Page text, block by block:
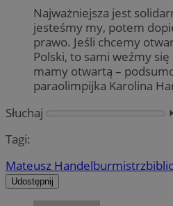
Najważniejsza jest
jesteśmy my, potem
prawo. Jeśli chcemy
Polski, to sami weźmy
mamy otwartą –
paraolimpijka Karolina
Słuchaj
⏵︎
Tagi:
Mateusz Handelburmistrz
Udostępnij